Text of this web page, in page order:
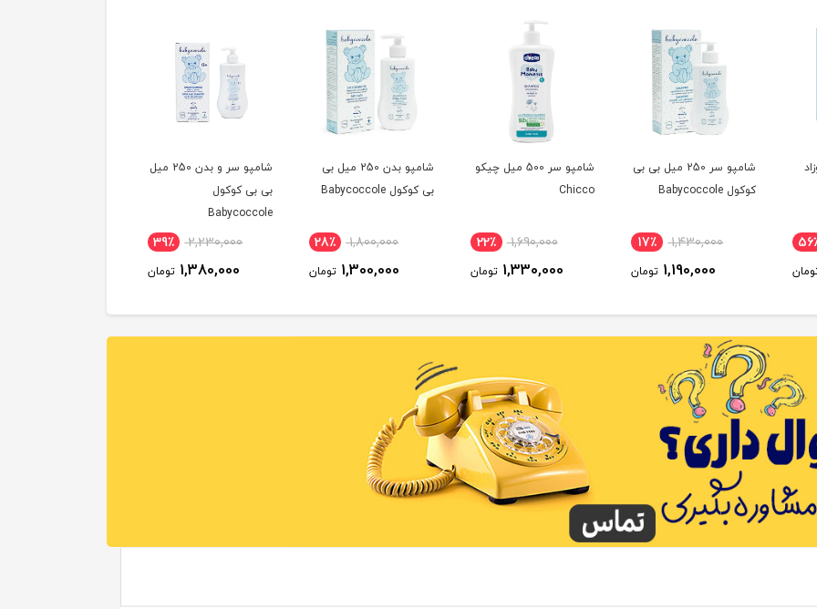
شامپو سر 250 میل بی بی
کوکول Babycoccole
1,430,000 17٪
1,190,000 تومان
شامپو سر 500 میل چیکو
Chicco
1,690,000 22٪
1,330,000 تومان
شامپو بدن 250 میل بی
بی کوکول Babycoccole
1,800,000 28٪
1,300,000 تومان
شامپو سر و بدن 250 میل
بی بی کوکول
Babycoccole
2,230,000 39٪
1,380,000 تومان